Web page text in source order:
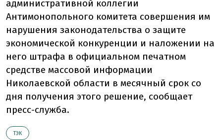
административной коллегии
Антимонопольного комитета совершения им
нарушения законодательства о защите
экономической конкуренции и наложении на
него штрафа в официальном печатном
средстве массовой информации
Николаевской области в месячный срок со
дня получения этого решение, сообщает
пресс-служба.
ТЭК